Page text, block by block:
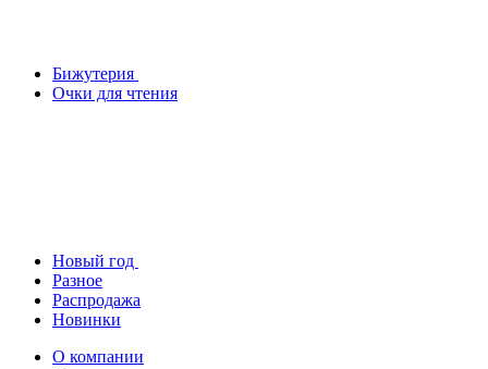
Бижутерия
Очки для чтения
Новый год
Разное
Распродажа
Новинки
О компании